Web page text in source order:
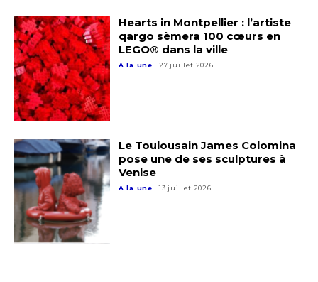
Statut / Organisation
J'accepte lestermes et conditions
* Champ obligatoire
Nom
Prénom
J'accepte lestermes et conditions
* Champ obligatoire
Hearts in Montpellier : l’artiste
qargo sèmera 100 cœurs en
LEGO® dans la ville
A la une 27 juillet 2026
Le Toulousain James Colomina
pose une de ses sculptures à
Venise
A la une 13 juillet 2026